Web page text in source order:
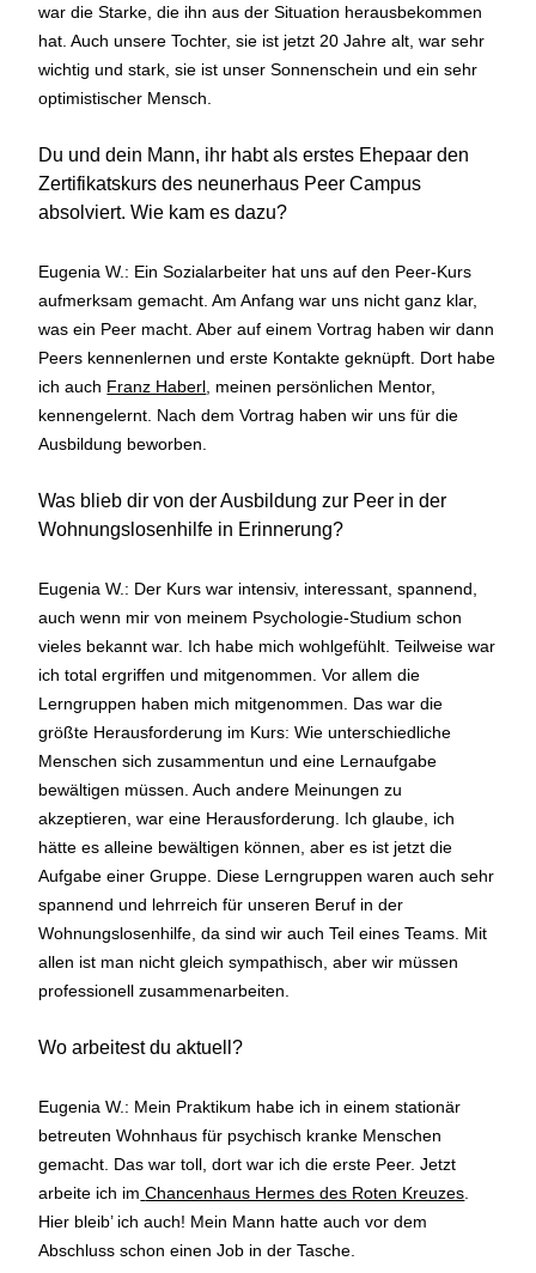
war die Starke, die ihn aus der Situation herausbekommen
hat. Auch unsere Tochter, sie ist jetzt 20 Jahre alt, war sehr
wichtig und stark, sie ist unser Sonnenschein und ein sehr
optimistischer Mensch.
Du und dein Mann, ihr habt als erstes Ehepaar den
Zertifikatskurs des neunerhaus Peer Campus
absolviert. Wie kam es dazu?
Eugenia W.: Ein Sozialarbeiter hat uns auf den Peer-Kurs
aufmerksam gemacht. Am Anfang war uns nicht ganz klar,
was ein Peer macht. Aber auf einem Vortrag haben wir dann
Peers kennenlernen und erste Kontakte geknüpft. Dort habe
ich auch Franz Haberl , meinen persönlichen Mentor,
kennengelernt. Nach dem Vortrag haben wir uns für die
Ausbildung beworben.
Was blieb dir von der Ausbildung zur Peer in der
Wohnungslosenhilfe in Erinnerung?
Eugenia W.: Der Kurs war intensiv, interessant, spannend,
auch wenn mir von meinem Psychologie-Studium schon
vieles bekannt war. Ich habe mich wohlgefühlt. Teilweise war
ich total ergriffen und mitgenommen. Vor allem die
Lerngruppen haben mich mitgenommen. Das war die
größte Herausforderung im Kurs: Wie unterschiedliche
Menschen sich zusammentun und eine Lernaufgabe
bewältigen müssen. Auch andere Meinungen zu
akzeptieren, war eine Herausforderung. Ich glaube, ich
hätte es alleine bewältigen können, aber es ist jetzt die
Aufgabe einer Gruppe. Diese Lerngruppen waren auch sehr
spannend und lehrreich für unseren Beruf in der
Wohnungslosenhilfe, da sind wir auch Teil eines Teams. Mit
allen ist man nicht gleich sympathisch, aber wir müssen
professionell zusammenarbeiten.
Wo arbeitest du aktuell?
Eugenia W.: Mein Praktikum habe ich in einem stationär
betreuten Wohnhaus für psychisch kranke Menschen
gemacht. Das war toll, dort war ich die erste Peer. Jetzt
arbeite ich im Chancenhaus Hermes des Roten Kreuzes
Hier bleib’ ich auch! Mein Mann hatte auch vor dem
Abschluss schon einen Job in der Tasche.